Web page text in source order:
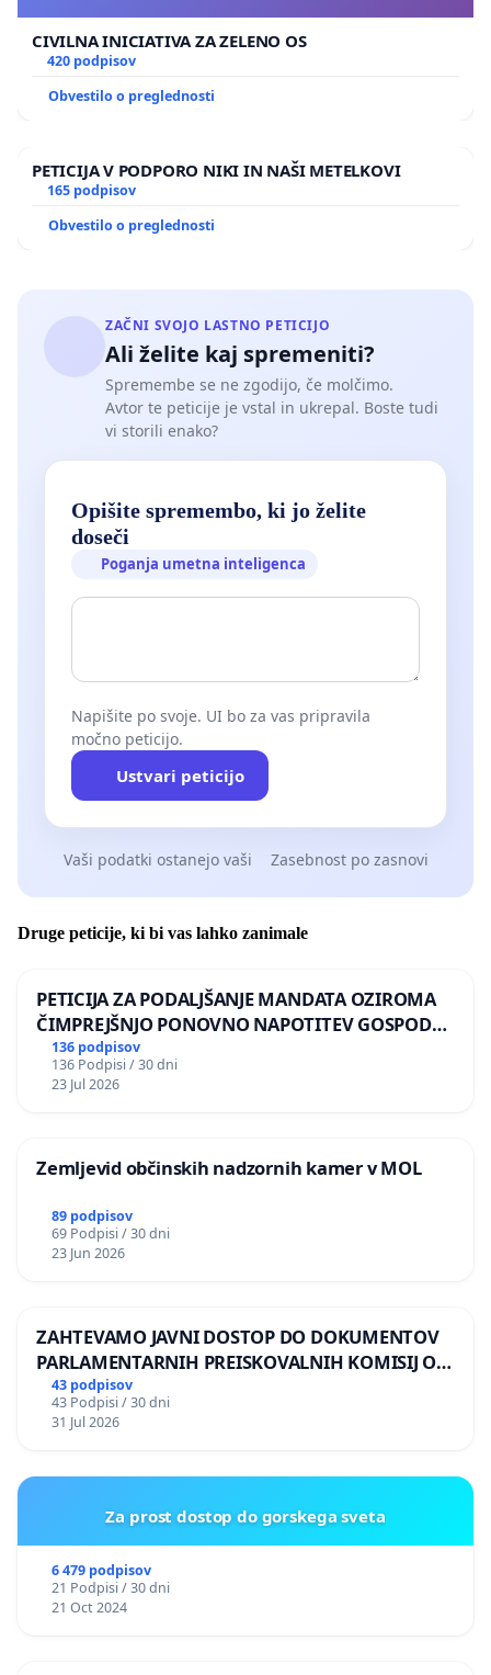
CIVILNA INICIATIVA ZA ZELENO OS
420 podpisov
Obvestilo o preglednosti
PETICIJA V PODPORO NIKI IN NAŠI METELKOVI
165 podpisov
Obvestilo o preglednosti
ZAČNI SVOJO LASTNO PETICIJO
Ali želite kaj spremeniti?
Spremembe se ne zgodijo, če molčimo.
Avtor te peticije je vstal in ukrepal. Boste tudi
vi storili enako?
Opišite spremembo, ki jo želite
doseči
Poganja umetna inteligenca
Napišite po svoje. UI bo za vas pripravila
močno peticijo.
Ustvari peticijo
Vaši podatki ostanejo vaši Zasebnost po zasnovi
Druge peticije, ki bi vas lahko zanimale
PETICIJA ZA PODALJŠANJE MANDATA OZIROMA
ČIMPREJŠNJO PONOVNO NAPOTITEV GOSPODA
BERNARDA ŠRAJNERJA NA VELEPOSLANIŠTVO
REPUBLIKE SLOVENIJE V MOSKVI
136 podpisov
136 Podpisi / 30 dni
23 Jul 2026
Zemljevid občinskih nadzornih kamer v MOL
89 podpisov
69 Podpisi / 30 dni
23 Jun 2026
ZAHTEVAMO JAVNI DOSTOP DO DOKUMENTOV
PARLAMENTARNIH PREISKOVALNIH KOMISIJ O
ILEGALNI TRGOVINI Z OROŽJEM
43 podpisov
43 Podpisi / 30 dni
31 Jul 2026
Za prost dostop do gorskega sveta
6 479 podpisov
21 Podpisi / 30 dni
21 Oct 2024